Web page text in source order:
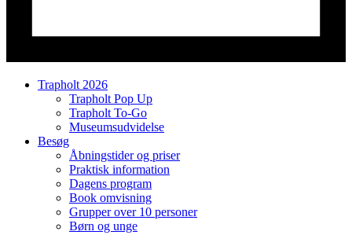
Trapholt 2026
Trapholt Pop Up
Trapholt To-Go
Museumsudvidelse
Besøg
Åbningstider og priser
Praktisk information
Dagens program
Book omvisning
Grupper over 10 personer
Børn og unge